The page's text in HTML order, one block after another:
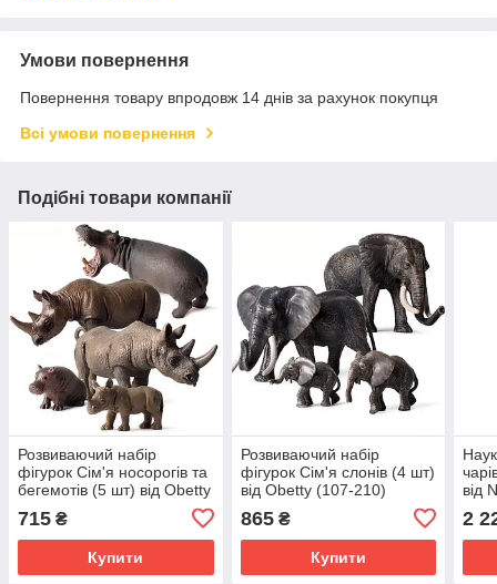
Умови повернення
Повернення товару впродовж 14 днів за рахунок покупця
Всі умови повернення
Подібні товари компанії
Розвиваючий набір
фігурок Сім'я носорогів та
бегемотів (5 шт) від Obetty
715 ₴
Купити
Розвиваючий набір
фігурок Сім'я слонів (4 шт)
від Obetty (107-210)
865₴
Купити
від
2